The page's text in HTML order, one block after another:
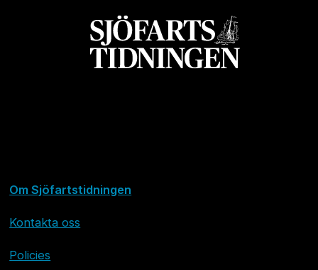
Om Sjöfartstidningen
Kontakta oss
Policies